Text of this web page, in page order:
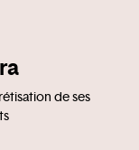
de ses